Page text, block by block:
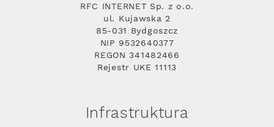
RFC INTERNET Sp. z o.o.
ul. Kujawska 2
85-031 Bydgoszcz
NIP 9532640377
REGON 341482466
Rejestr UKE 11113
Infrastruktura